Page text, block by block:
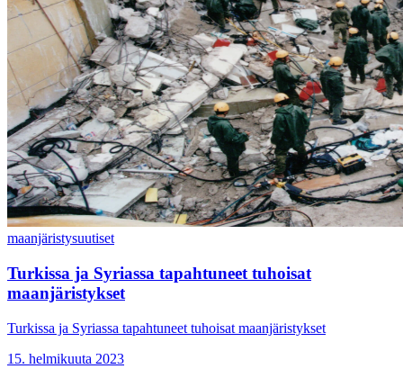
maanjäristysuutiset
Turkissa ja Syriassa tapahtuneet tuhoisat
maanjäristykset
Turkissa ja Syriassa tapahtuneet tuhoisat maanjäristykset
15. helmikuuta 2023